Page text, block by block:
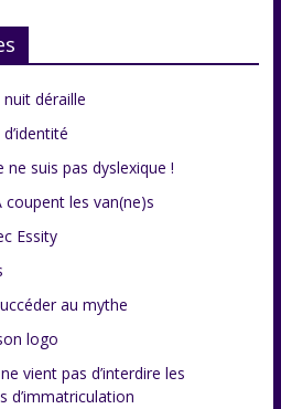
nuit déraille
suis pas dyslexique !
coupent les van(ne)s
Essity
au mythe
logo
vient pas d’interdire les
d’immatriculation